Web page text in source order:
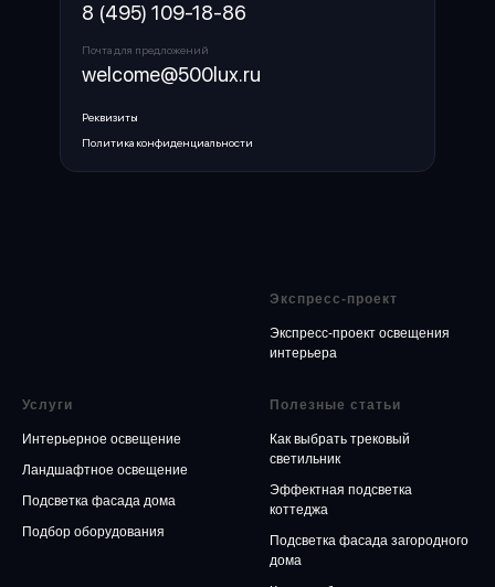
Политика конфиденциальности
8 (495) 109-18-86
Реквизиты
welcome@500lux.ru
Почта для предложений
Экспресс-проект
Экспресс-проект освещения
интерьера
Услуги
Интерьерное освещение
Ландшафтное освещение
Подсветка фасада дома
Подбор оборудования
Полезные статьи
Как выбрать трековый
светильник
Эффектная подсветка
коттеджа
Подсветка фасада загородного
дома